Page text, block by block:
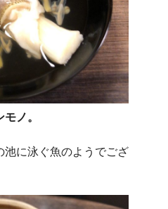
モノ。
池に泳ぐ魚のようでござ